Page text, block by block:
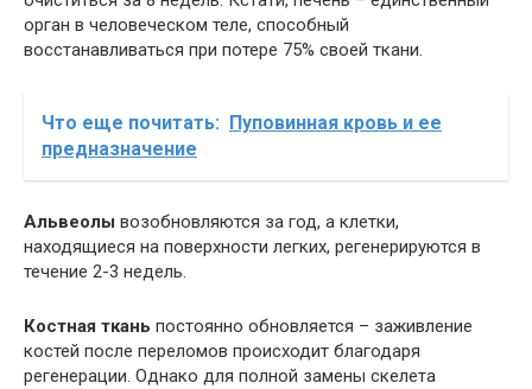
орган в человеческом теле, способный
восстанавливаться при потере 75% своей ткани.
Что еще почитать:
Пуповинная кровь и ее
предназначение
Альвеолы возобновляются за год, а клетки,
находящиеся на поверхности легких, регенерируются в
течение 2-3 недель.
Костная ткань постоянно обновляется – заживление
костей после переломов происходит благодаря
регенерации. Однако для полной замены скелета